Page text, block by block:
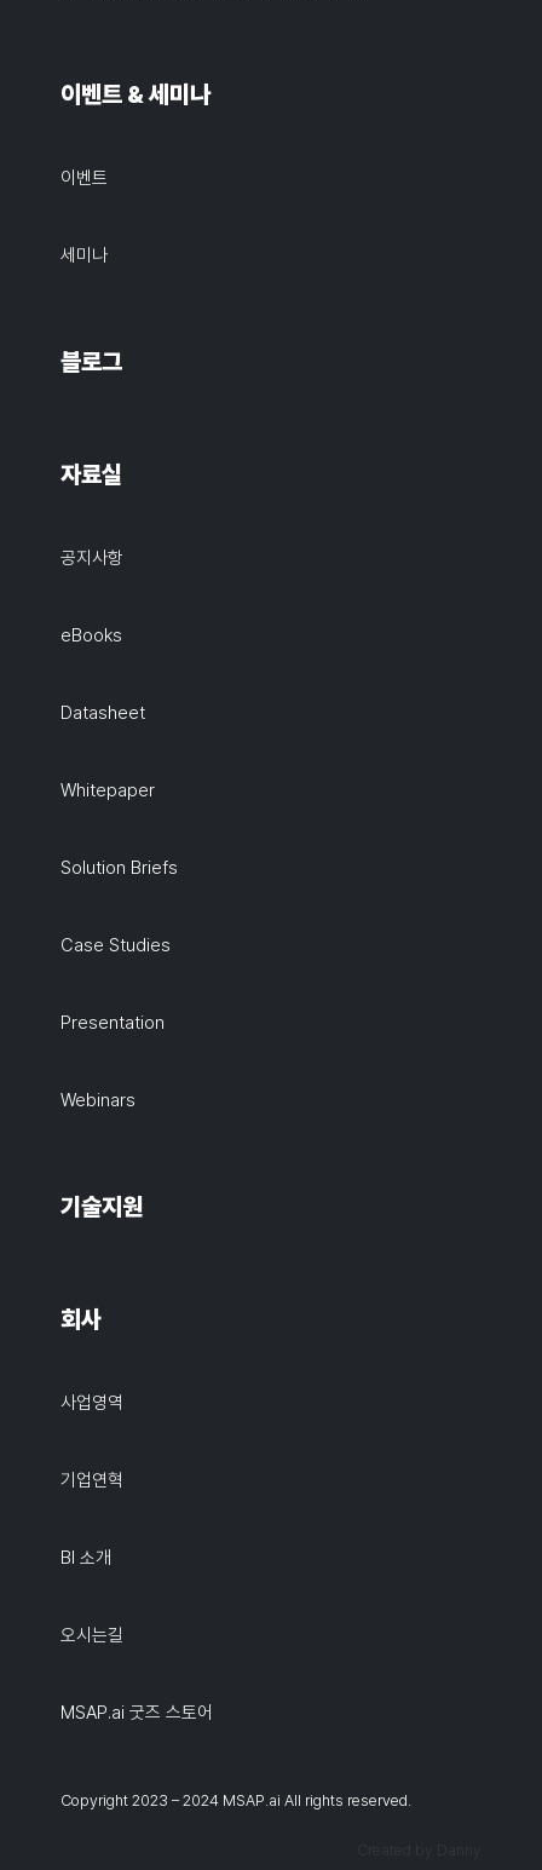
이벤트 & 세미나
이벤트
세미나
블로그
자료실
공지사항
eBooks
Datasheet
Whitepaper
Solution Briefs
Case Studies
Presentation
Webinars
기술지원
회사
사업영역
기업연혁
BI 소개
오시는길
MSAP.ai 굿즈 스토어
Copyright 2023 – 2024 MSAP.ai All rights reserved.